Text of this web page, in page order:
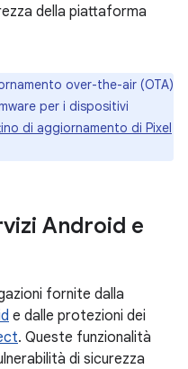
della piattaforma
over-the-air (OTA)
per i dispositivi
di aggiornamento di Pixel
Android e
fornite dalla
e dalle protezioni dei
. Queste funzionalità
di sicurezza